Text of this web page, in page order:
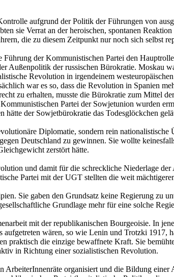
aufgrund der Politik der Führungen von
sie Verrat an der heroischen, spontanen
die zu diesem Zeitpunkt nur noch sich selbst
der Kommunistischen Partei den
Außenpolitik der russischen Bürokratie. Moskau
Revolution in irgendeinem
war es so, dass die Revolution in Spanien
zu erhalten, musste die Bürokratie zum Mittel
Partei der Sowjetunion wurden
hätte der Sowjetbürokratie das Todesglöckchen
Diplomatie, sondern rein nationalistische
Deutschland zu gewinnen. Sie wollte
zerstört hätte.
und damit für die schreckliche Niederlage
Partei mit der UGT stellten die weit
Sie gaben den Grundsatz keine Regierung zu
Grundlage mehr für eine solche
mit der republikanischen Bourgeoisie. In
wären, so wie Lenin und Trotzki
praktisch die einzige bewaffnete Kraft. Sie
in Richtung einer sozialistischen Revolution.
organisiert und die Bildung